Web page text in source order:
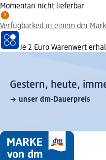
Momentan nicht lieferbar
Verfügbarkeit in einem dm-
Je 2 Euro Warenwert
Gestern, heute,
unser dm-Dauerpreis